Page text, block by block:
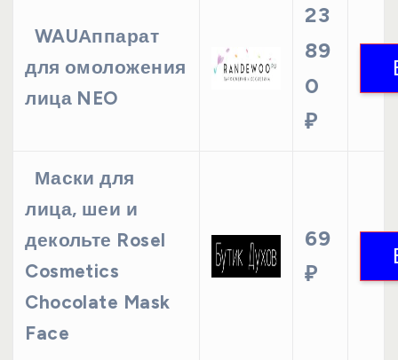
WAUАппарат
для омоложения
лица NEO
23
89
0
₽
Маски для
лица, шеи и
декольте Rosel
Cosmetics
Chocolate Mask
Face
69
₽